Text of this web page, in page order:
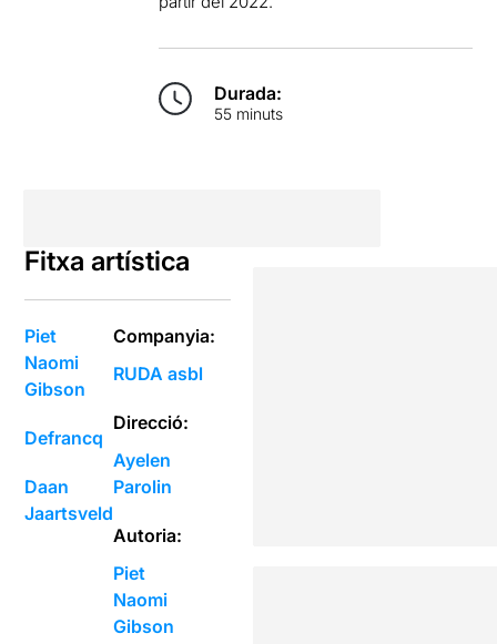
Durada:
55 minuts
Fitxa artística
Piet
Naomi
Gibson
Defrancq
Daan
Jaartsveld
Companyia:
RUDA asbl
Direcció:
Ayelen
Parolin
Autoria:
Piet
Naomi
Gibson